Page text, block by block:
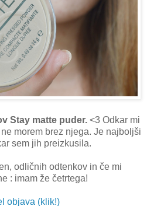
Stay matte puder.<3 Odkar mi
morem brez njega. Je najboljši
sem jih preizkusila.
odličnih odtenkov in če mi
: imam že četrtega!
objava (klik!)